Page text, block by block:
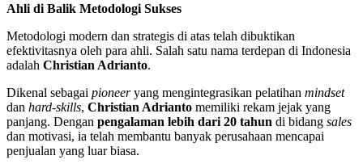
Ahli di Balik Metodologi Sukses
Metodologi modern dan strategis di atas telah dibuktikan
efektivitasnya oleh para ahli. Salah satu nama terdepan di Indonesia
adalah Christian Adrianto.
Dikenal sebagai pioneeryang mengintegrasikan pelatihan mindset
dan hard-skills, Christian Adrianto memiliki rekam jejak yang
panjang. Dengan pengalaman lebih dari 20 tahun di bidang sales
dan motivasi, ia telah membantu banyak perusahaan mencapai
penjualan yang luar biasa.